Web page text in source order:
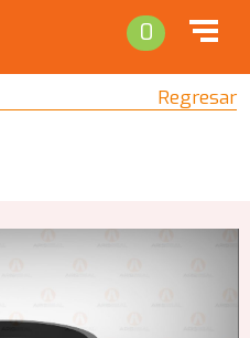
0
Regresar